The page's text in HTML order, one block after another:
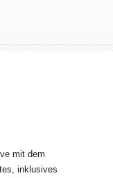
mit dem
inklusives